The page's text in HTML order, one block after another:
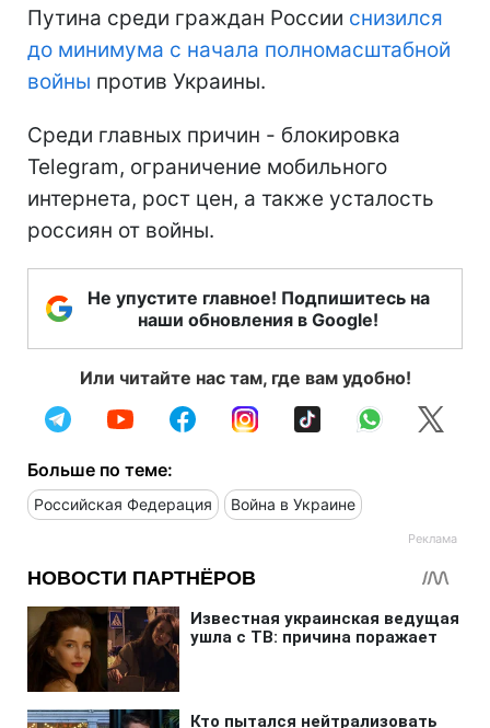
Путина среди граждан России снизился
до минимума с начала полномасштабной
войны против Украины.
Среди главных причин - блокировка
Telegram, ограничение мобильного
интернета, рост цен, а также усталость
россиян от войны.
Не упустите главное! Подпишитесь на
наши обновления в Google!
Или читайте нас там, где вам удобно!
Больше по теме:
Российская Федерация Война в Украине